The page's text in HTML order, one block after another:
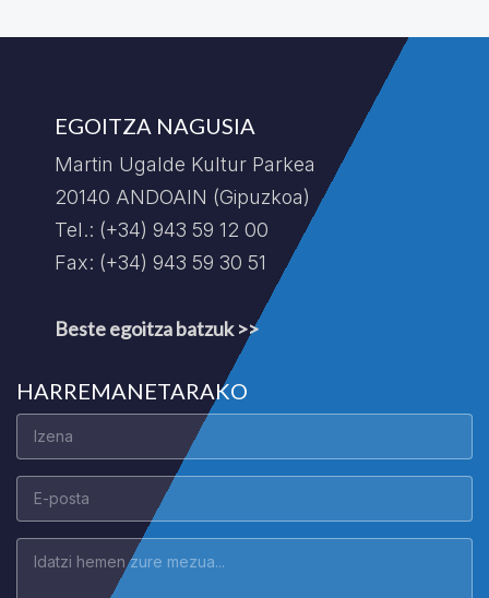
EGOITZA NAGUSIA
Martin Ugalde Kultur Parkea
20140 ANDOAIN (Gipuzkoa)
Tel.: (+34) 943 59 12 00
Fax: (+34) 943 59 30 51
Beste egoitza batzuk >>
HARREMANETARAKO